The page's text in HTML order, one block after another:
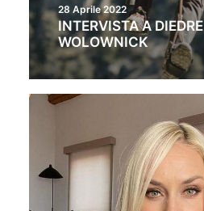
28 Aprile 2022
INTERVISTA A DIEDRE
WOLOWNICK